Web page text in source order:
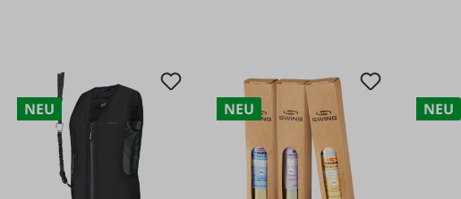
NEU NEU NEU